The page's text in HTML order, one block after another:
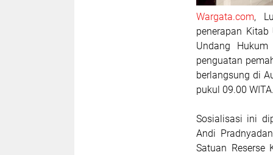
Wargata.com,
penerapan
Undang
penguatan
berlangsung di
pukul 09.00 WITA.
Sosialisasi ini
Andi
Satuan